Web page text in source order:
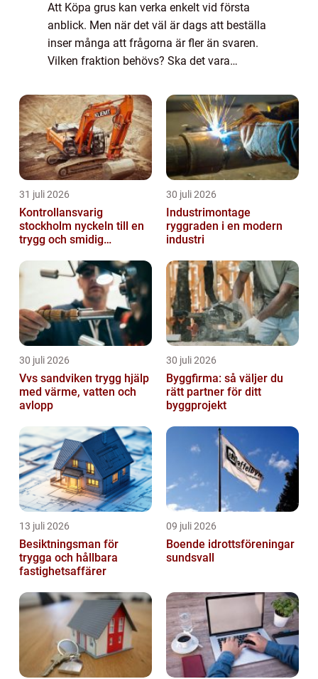
Att Köpa grus kan verka enkelt vid första
anblick. Men när det väl är dags att beställa
inser många att frågorna är fler än svaren.
Vilken fraktion behövs? Ska det vara
ton går åt? Med rätt kunskap blir både ...
31 juli 2026
Kontrollansvarig
stockholm nyckeln till en
trygg och smidig
30 juli 2026
Industrimontage
ryggraden i en modern
industri
30 juli 2026
Vvs sandviken trygg hjälp
med värme, vatten och
avlopp
30 juli 2026
Byggfirma: så väljer du
rätt partner för ditt
byggprojekt
13 juli 2026
Besiktningsman för
trygga och hållbara
fastighetsaffärer
09 juli 2026
Boende idrottsföreningar
sundsvall